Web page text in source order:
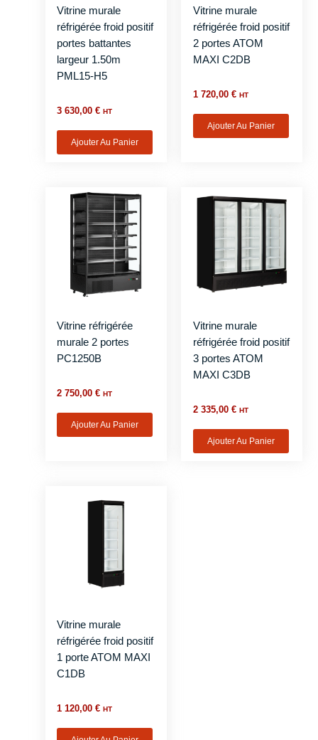
Vitrine murale
réfrigérée froid positif
portes battantes
largeur 1.50m
PML15-H5
3 630,00€ HT
Ajouter Au Panier
Vitrine murale
réfrigérée froid positif
2 portes ATOM
MAXI C2DB
1 720,00 € HT
Ajouter Au Panier
Vitrine réfrigérée
murale 2 portes
PC1250B
2 750,00€ HT
Ajouter Au Panier
Vitrine murale
réfrigérée froid positif
3 portes ATOM
MAXI C3DB
2 335,00 € HT
Ajouter Au Panier
Vitrine murale
réfrigérée froid positif
1 porte ATOM MAXI
C1DB
1 120,00€ HT